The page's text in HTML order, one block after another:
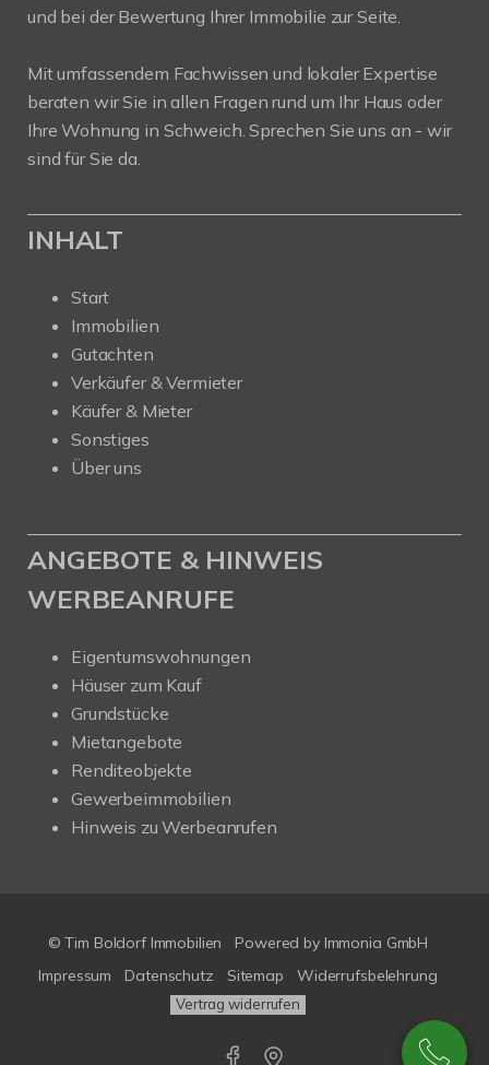
und bei der Bewertung Ihrer Immobilie zur Seite.
Mit umfassendem Fachwissen und lokaler Expertise
beraten wir Sie in allen Fragen rund um Ihr Haus oder
Ihre Wohnung in Schweich. Sprechen Sie uns an - wir
sind für Sie da.
INHALT
Start
Immobilien
Gutachten
Verkäufer & Vermieter
Käufer & Mieter
Sonstiges
Über uns
ANGEBOTE & HINWEIS
WERBEANRUFE
Eigentumswohnungen
Häuser zum Kauf
Grundstücke
Mietangebote
Renditeobjekte
Gewerbeimmobilien
Hinweis zu Werbeanrufen
© Tim Boldorf Immobilien Powered by Immonia GmbH
Impressum
Datenschutz Sitemap Widerrufsbelehrung
Vertrag widerrufen